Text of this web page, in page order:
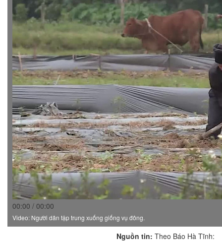
00:00 / 00:00
Video: Người dân tập trung xuống giống vụ đông.
Nguồn tin: Theo Báo Hà Tĩnh: